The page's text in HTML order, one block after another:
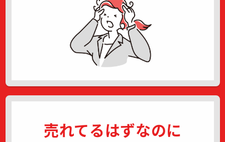
売れてるはずなのに